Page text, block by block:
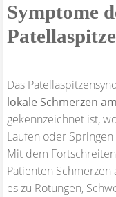
Symptome
Das
lokale Schmerzen
gekennzeichnet ist,
Laufen oder
Mit dem
Patienten
es zu Rötungen,